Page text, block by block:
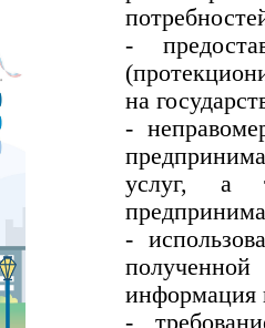
-
на
-
услуг, а
-
информация
-